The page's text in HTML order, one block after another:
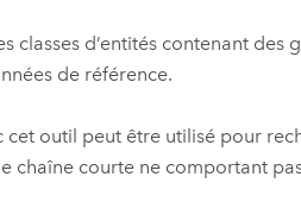
classes d’entités contenant
de référence.
cet outil peut être utilisé pour
chaîne courte ne comportant